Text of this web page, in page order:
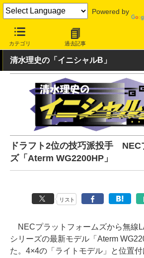
Powered by
カテゴリ 過去記事
INTERNET Watch ハードウェア
清水理史の「イニシャルB」
ドラフト2位の技巧派投手 NEC
ズ「Aterm WG2200HP」
リスト
NECプラットフォームズから無線
シリーズの最新モデル「Aterm
た。4×4の「ライトモデル」と位置